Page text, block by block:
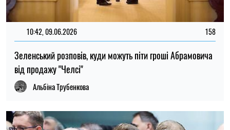
10:42, 09.06.2026 158
Зеленський розповів, куди можуть піти гроші Абрамовича
від продажу "Челсі"
Альбіна Трубенкова